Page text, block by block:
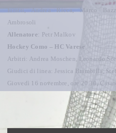
Iuratti, Andrea Ricca, Marco
Ambrosoli
Allenatore: Petr Malkov
Hockey Como – HC Varese
Arbitri: Andrea Moschen, Leonardo
Giudici di linea: Jessica Brambilla,
Giovedì 16 novembre, ore 20.30,